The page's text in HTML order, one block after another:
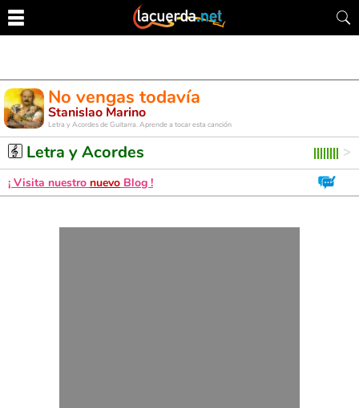
No vengas todavía
Stanislao Marino
Letra y Acordes de Guitarra. Aprende a tocar esta canción
Letra y Acordes
¡ Visita nuestro nuevo Blog !